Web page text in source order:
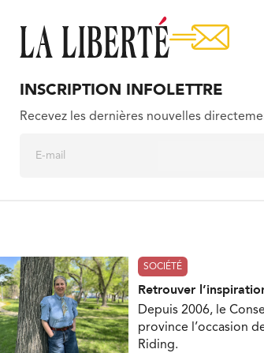
INSCRIPTION INFOLETTRE
Recevez les dernières nouvelles
SOCIÉTÉ
Retrouver
Depuis 2006, le
province l’occasion
Riding.